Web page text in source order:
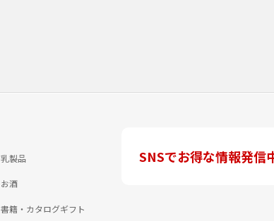
乳製品
お酒
書籍・カタログギフト
SNSでお得な情報発信